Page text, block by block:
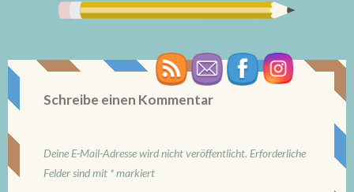
Schreibe einen Kommentar
Deine E-Mail-Adresse wird nicht veröffentlicht. Erforderliche
Felder sind mit *markiert